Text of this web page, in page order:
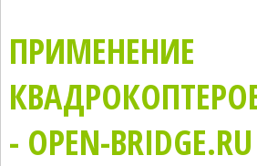
ПРИМЕНЕНИЕ
- OPEN-BRIDGE.RU